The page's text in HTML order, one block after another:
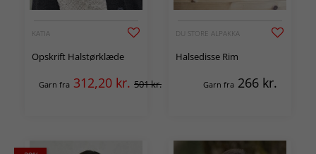
KATIA
Opskrift Halstørklæde
Garn fra 312,20 kr. 501 kr.
DU STORE ALPAKKA
Halsedisse Rim
Garn fra 266 kr.